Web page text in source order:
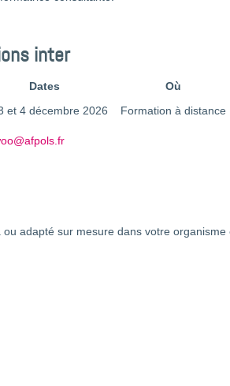
inter
Dates Où
et 4 décembre 2026 Formation à distance
adapté sur mesure dans votre organisme